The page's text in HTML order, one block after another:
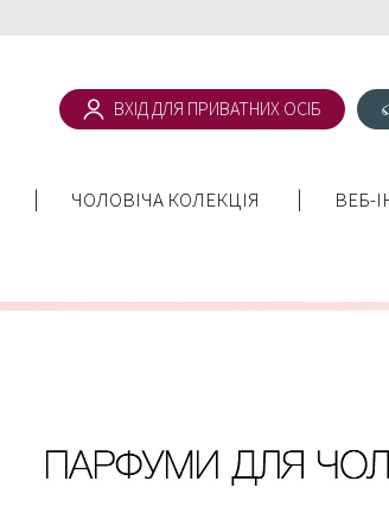
ВХІД ДЛЯ ПРИВАТНИХ ОСІБ
ЧОЛОВІЧА КОЛЕКЦІЯ ВЕБ-